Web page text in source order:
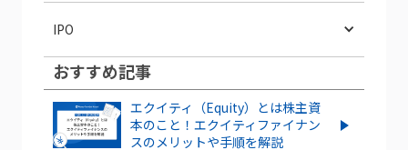
意点を解説
ストックオプションとは？仕組みや種
類、導入する手順・手続きを紹介
IPO
IPOとは？POや上場との違いやメリッ
スタートアップがIPOするメリット・デ
おすすめ記事
エクイティ（Equity）とは株主資
本のこと！エクイティファイナン
スのメリットや手順を解説